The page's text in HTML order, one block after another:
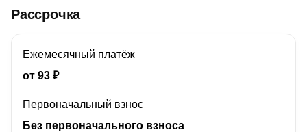
Рассрочка
Ежемесячный платёж
от 93 ₽
Первоначальный взнос
Без первоначального взноса